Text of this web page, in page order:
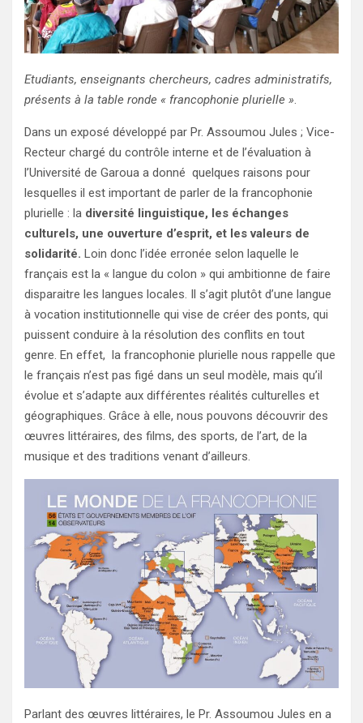
Etudiants, enseignants chercheurs, cadres administratifs,
présents à la table ronde « francophonie plurielle ».
Dans un exposé développé par Pr. Assoumou Jules ; Vice-
Recteur chargé du contrôle interne et de l’évaluation à
l’Université de Garoua a donné quelques raisons pour
lesquelles il est important de parler de la francophonie
plurielle : la diversité linguistique, les échanges
culturels, une ouverture d’esprit, et les valeurs de
solidarité. Loin donc l’idée erronée selon laquelle le
français est la « langue du colon » qui ambitionne de faire
disparaitre les langues locales. Il s’agit plutôt d’une langue
à vocation institutionnelle qui vise de créer des ponts, qui
puissent conduire à la résolution des conflits en tout
genre. En effet, la francophonie plurielle nous rappelle que
le français n’est pas figé dans un seul modèle, mais qu’il
évolue et s’adapte aux différentes réalités culturelles et
géographiques. Grâce à elle, nous pouvons découvrir des
œuvres littéraires, des films, des sports, de l’art, de la
musique et des traditions venant d’ailleurs.
Parlant des œuvres littéraires, le Pr. Assoumou Jules en a